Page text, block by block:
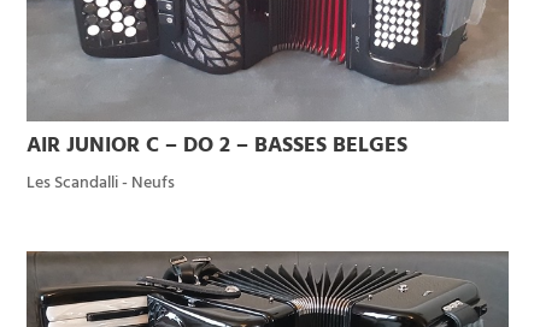
AIR JUNIOR C – DO 2 – BASSES BELGES
Les Scandalli - Neufs